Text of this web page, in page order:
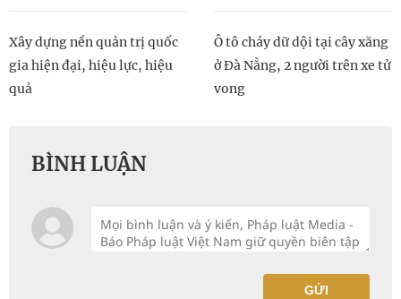
Xây dựng nền quản trị quốc
gia hiện đại, hiệu lực, hiệu
quả
Ô tô cháy dữ dội tại cây xăng
ở Đà Nẵng, 2 người trên xe tử
vong
BÌNH LUẬN
GỬI